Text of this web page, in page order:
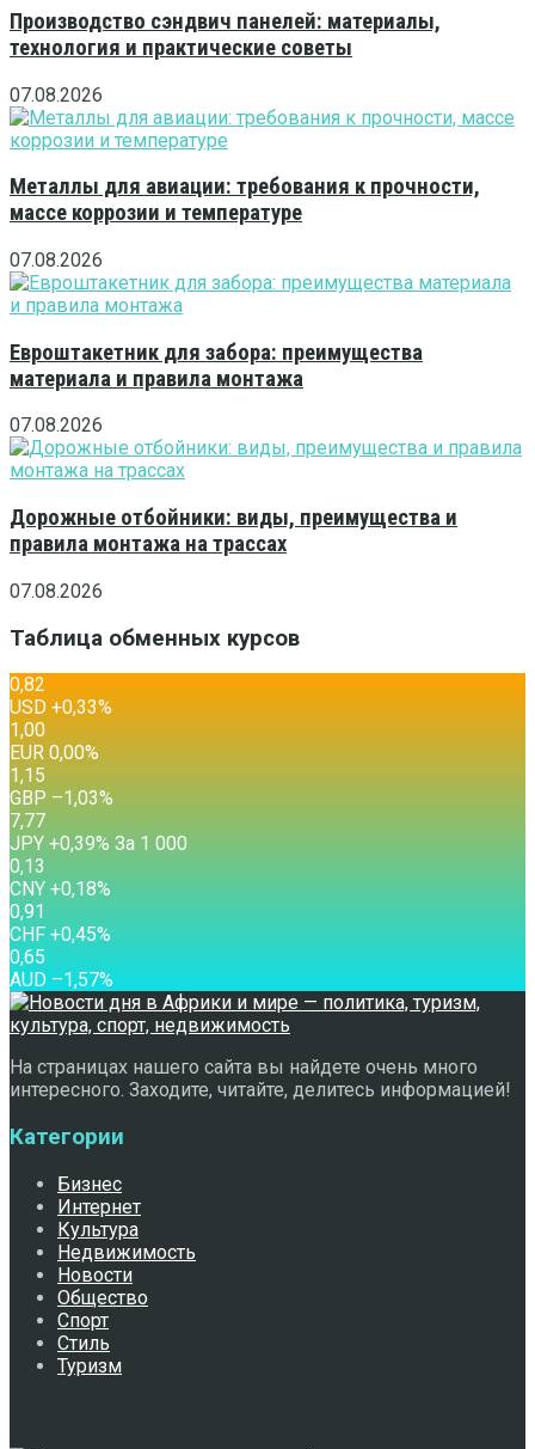
Производство сэндвич панелей: материалы,
технология и практические советы
07.08.2026
Металлы для авиации: требования к прочности,
массе коррозии и температуре
07.08.2026
Евроштакетник для забора: преимущества
материала и правила монтажа
07.08.2026
Дорожные отбойники: виды, преимущества и
правила монтажа на трассах
07.08.2026
Таблица обменных курсов
0,82
USD +0,33%
1,00
EUR 0,00%
1,15
GBP –1,03%
7,77
JPY +0,39% За 1 000
0,13
CNY +0,18%
0,91
CHF +0,45%
0,65
AUD –1,57%
На страницах нашего сайта вы найдете очень много
интересного. Заходите, читайте, делитесь информацией!
Категории
Бизнес
Интернет
Культура
Недвижимость
Новости
Общество
Спорт
Стиль
Туризм